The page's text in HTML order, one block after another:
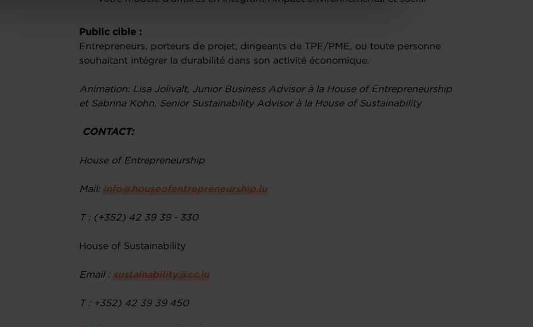
Public cible :
Entrepreneurs, porteurs de projet, dirigeants de TPE/PME, ou toute personne
souhaitant intégrer la durabilité dans son activité économique.
Animation: Lisa Jolivalt, Junior Business Advisor à la House of Entrepreneurship
et Sabrina Kohn, Senior Sustainability Advisor à la House of Sustainability
CONTACT:
House of Entrepreneurship
Mail: info@houseofentrepreneurship.lu
T : (+352) 42 39 39 - 330
House of Sustainability
Email : sustainability@cc.lu
T : +352) 42 39 39 450